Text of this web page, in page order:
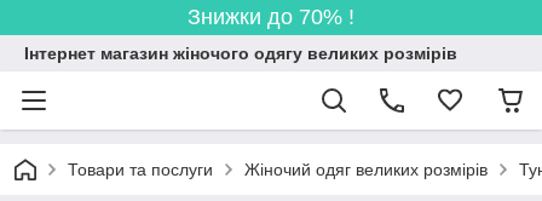
Знижки до 70% !
Інтернет магазин жіночого одягу великих розмірів
Товари та послуги Жіночий одяг великих розмірів